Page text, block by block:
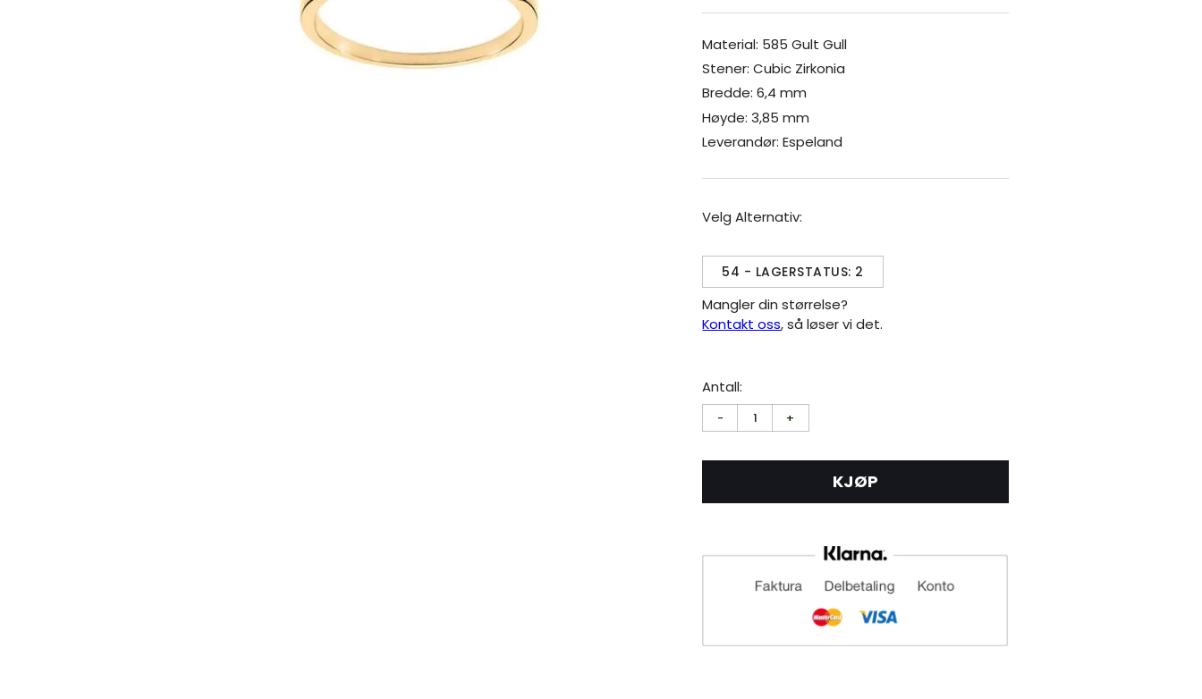
Material: 585 Gult Gull
Stener: Cubic Zirkonia
Bredde: 6,4 mm
Høyde: 3,85 mm
Leverandør: Espeland
Velg Alternativ:
54 - LAGERSTATUS: 2
Mangler din størrelse?
Kontakt oss, så løser vi det.
Antall:
- 1 +
KJØP